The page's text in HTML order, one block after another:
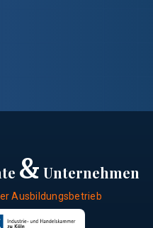
& Unternehmen
Ausbildungsbetrieb